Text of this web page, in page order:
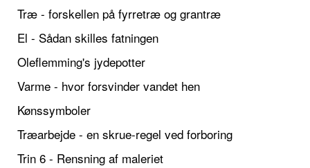
Træ - forskellen på fyrretræ og grantræ
El - Sådan skilles fatningen
Oleflemming's jydepotter
Varme - hvor forsvinder vandet hen
Kønssymboler
Træarbejde - en skrue-regel ved forboring
Trin 6 - Rensning af maleriet